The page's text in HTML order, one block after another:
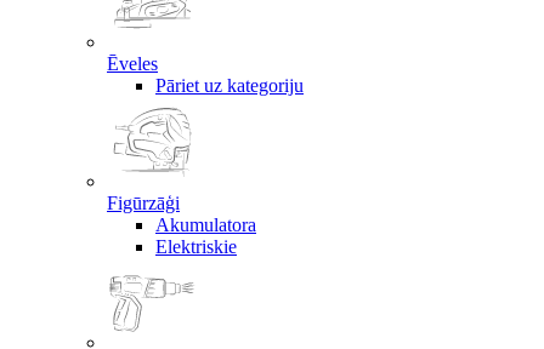
Ēveles
Pāriet uz kategoriju
Figūrzāģi
Akumulatora
Elektriskie